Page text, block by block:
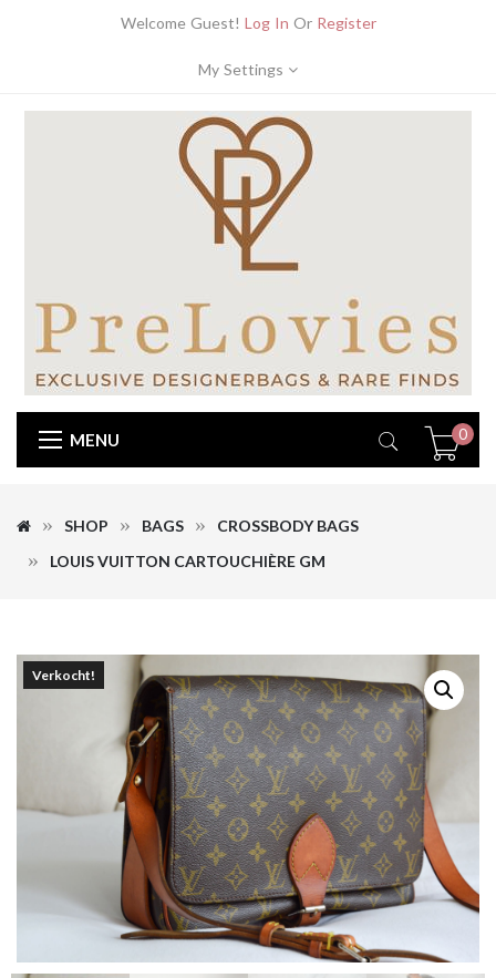
Welcome Guest! Log In Or Register
My Settings
MENU 0
SHOP BAGS
CROSSBODY BAGS
LOUIS VUITTON CARTOUCHIÈRE GM
Verkocht!